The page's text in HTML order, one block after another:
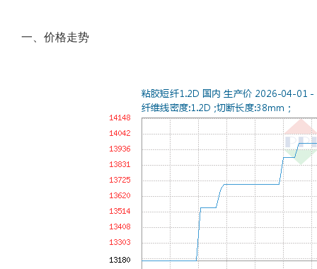
一、价格走势